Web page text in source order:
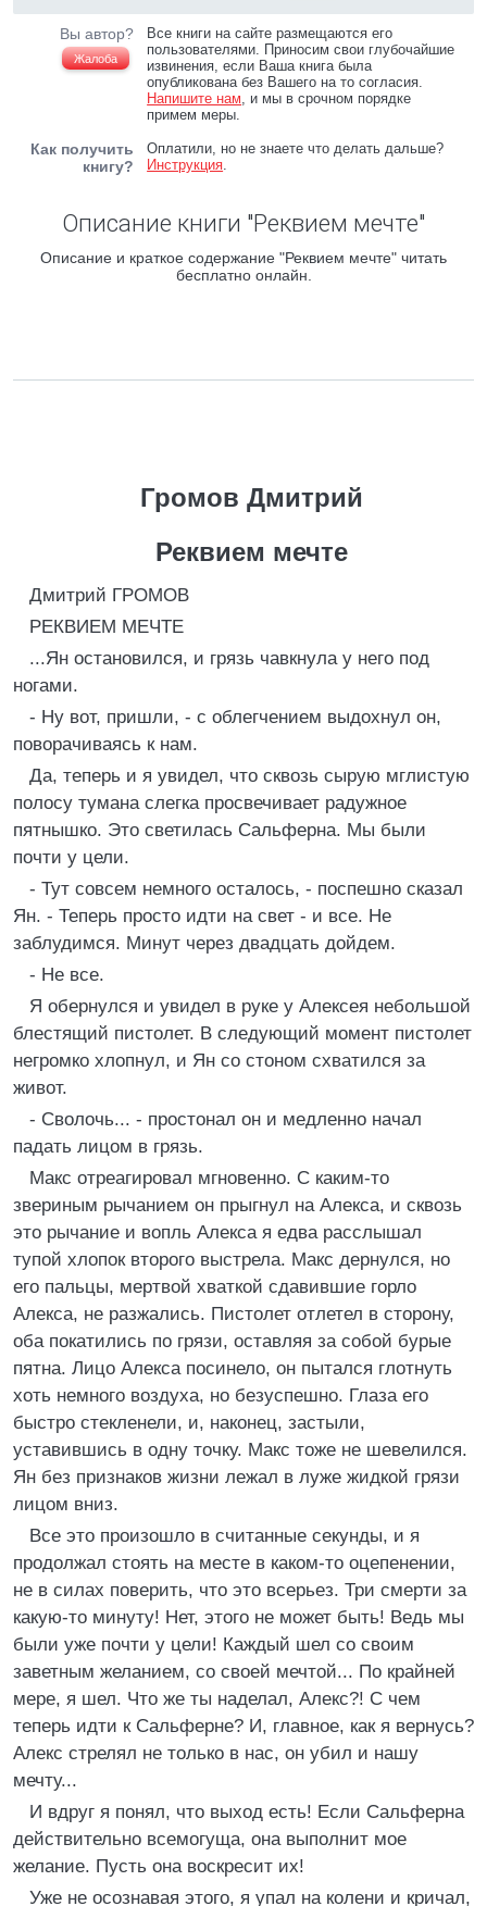
Вы автор?
Жалоба
Все книги на сайте размещаются его
пользователями. Приносим свои глубочайшие
извинения, если Ваша книга была
опубликована без Вашего на то согласия.
Напишите нам, и мы в срочном порядке
примем меры.
Как получить
книгу?
Оплатили, но не знаете что делать дальше?
Инструкция.
Описание книги "Реквием мечте"
Описание и краткое содержание "Реквием мечте" читать
бесплатно онлайн.
Громов Дмитрий
Реквием мечте
Дмитрий ГРОМОВ
РЕКВИЕМ МЕЧТЕ
...Ян остановился, и грязь чавкнула у него под
ногами.
- Ну вот, пришли, - с облегчением выдохнул он,
поворачиваясь к нам.
Да, теперь и я увидел, что сквозь сырую мглистую
полосу тумана слегка просвечивает радужное
пятнышко. Это светилась Сальферна. Мы были
почти у цели.
- Тут совсем немного осталось, - поспешно сказал
Ян. - Теперь просто идти на свет - и все. Не
заблудимся. Минут через двадцать дойдем.
- Не все.
Я обернулся и увидел в руке у Алексея небольшой
блестящий пистолет. В следующий момент пистолет
негромко хлопнул, и Ян со стоном схватился за
живот.
- Сволочь... - простонал он и медленно начал
падать лицом в грязь.
Макс отреагировал мгновенно. С каким-то
звериным рычанием он прыгнул на Алекса, и сквозь
это рычание и вопль Алекса я едва расслышал
тупой хлопок второго выстрела. Макс дернулся, но
его пальцы, мертвой хваткой сдавившие горло
Алекса, не разжались. Пистолет отлетел в сторону,
оба покатились по грязи, оставляя за собой бурые
пятна. Лицо Алекса посинело, он пытался глотнуть
хоть немного воздуха, но безуспешно. Глаза его
быстро стекленели, и, наконец, застыли,
уставившись в одну точку. Макс тоже не шевелился.
Ян без признаков жизни лежал в луже жидкой грязи
лицом вниз.
Все это произошло в считанные секунды, и я
продолжал стоять на месте в каком-то оцепенении,
не в силах поверить, что это всерьез. Три смерти за
какую-то минуту! Нет, этого не может быть! Ведь мы
были уже почти у цели! Каждый шел со своим
заветным желанием, со своей мечтой... По крайней
мере, я шел. Что же ты наделал, Алекс?! С чем
теперь идти к Сальферне? И, главное, как я вернусь?
Алекс стрелял не только в нас, он убил и нашу
мечту...
И вдруг я понял, что выход есть! Если Сальферна
действительно всемогуща, она выполнит мое
желание. Пусть она воскресит их!
Уже не осознавая этого, я упал на колени и кричал,